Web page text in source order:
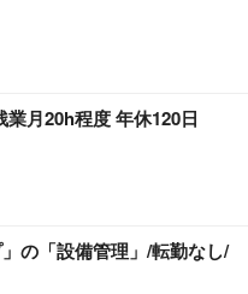
月20h程度 年休120日
の「設備管理」/転勤なし/